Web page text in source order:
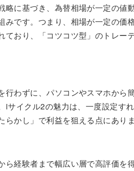
略に基づき、為替相場が一定の値
みです。つまり、相場が一定の価
ており、「コツコツ型」のトレー
行わずに、パソコンやスマホから
iサイクル2の魅力は、一度設定す
かし」で利益を狙える点にありま
ら経験者まで幅広い層で高評価を